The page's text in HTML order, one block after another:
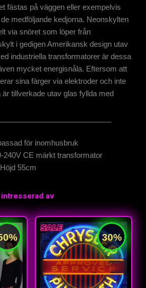
fästas på väggen eller exempelvis
medföljande kedjorna. Neonskylten
via snöret som löper från
i gedigen Amerikansk design utav
industriella transformatorer är dessa
mycket energisnåla. Eftersom att
sina färger via elektroder och inte
tillverkade utav glas fyllda med
för inomhusbruk
240V CE märkt transformator
55cm
av